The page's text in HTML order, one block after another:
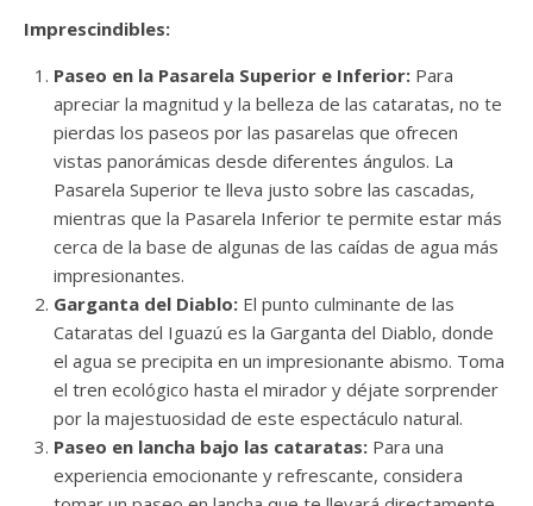
Imprescindibles:
Paseo en la Pasarela Superior e Inferior: Para
apreciar la magnitud y la belleza de las cataratas, no te
pierdas los paseos por las pasarelas que ofrecen
vistas panorámicas desde diferentes ángulos. La
Pasarela Superior te lleva justo sobre las cascadas,
mientras que la Pasarela Inferior te permite estar más
cerca de la base de algunas de las caídas de agua más
impresionantes.
Garganta del Diablo: El punto culminante de las
Cataratas del Iguazú es la Garganta del Diablo, donde
el agua se precipita en un impresionante abismo. Toma
el tren ecológico hasta el mirador y déjate sorprender
por la majestuosidad de este espectáculo natural.
Paseo en lancha bajo las cataratas: Para una
experiencia emocionante y refrescante, considera